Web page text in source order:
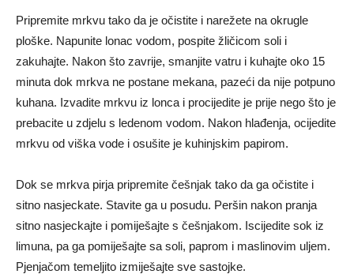
Pripremite mrkvu tako da je očistite i narežete na okrugle
ploške. Napunite lonac vodom, pospite žličicom soli i
zakuhajte. Nakon što zavrije, smanjite vatru i kuhajte oko 15
minuta dok mrkva ne postane mekana, pazeći da nije potpuno
kuhana. Izvadite mrkvu iz lonca i procijedite je prije nego što je
prebacite u zdjelu s ledenom vodom. Nakon hlađenja, ocijedite
mrkvu od viška vode i osušite je kuhinjskim papirom.
Dok se mrkva pirja pripremite češnjak tako da ga očistite i
sitno nasjeckate. Stavite ga u posudu. Peršin nakon pranja
sitno nasjeckajte i pomiješajte s češnjakom. Iscijedite sok iz
limuna, pa ga pomiješajte sa soli, paprom i maslinovim uljem.
Pjenjačom temeljito izmiješajte sve sastojke.